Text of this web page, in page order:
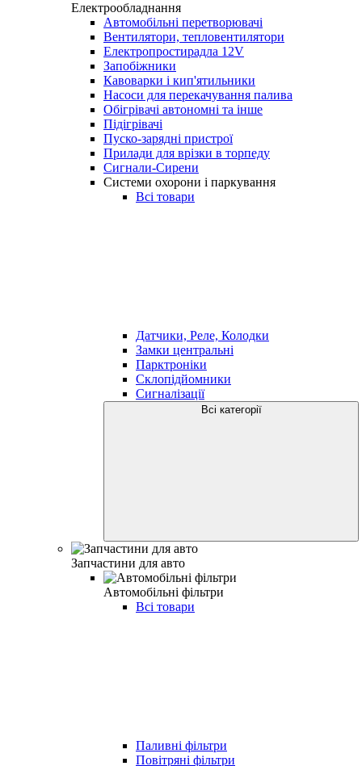
Електрообладнання
Автомобільні перетворювачі
Вентилятори, тепловентилятори
Електропростирадла 12V
Запобіжники
Кавоварки і кип'ятильники
Насоси для перекачування палива
Обігрівачі автономні та інше
Підігрівачі
Пуско-зарядні пристрої
Прилади для врізки в торпеду
Сигнали-Сирени
Системи охорони і паркування
Всі товари
Датчики, Реле, Колодки
Замки центральні
Парктроніки
Склопідйомники
Сигналізації
Всі категорії
Запчастини для авто
Автомобільні фільтри
Всі товари
Паливні фільтри
Повітряні фільтри